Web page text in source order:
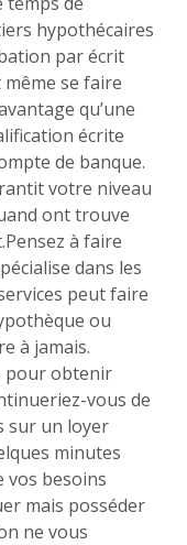
hypothécaires
par écrit
se faire
qu’une
écrite
de banque.
votre niveau
ont trouve
à faire
dans les
peut faire
ou
à jamais.
pour obtenir
vous de
sur un loyer
minutes
vos besoins
mais posséder
ne vous